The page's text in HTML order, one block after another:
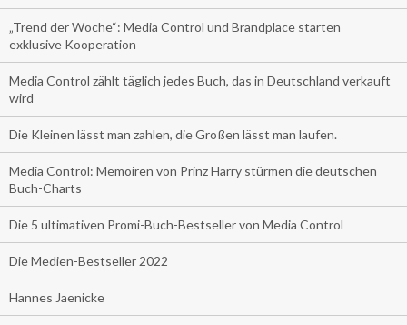
„Trend der Woche“: Media Control und Brandplace starten
exklusive Kooperation
Media Control zählt täglich jedes Buch, das in Deutschland verkauft
wird
Die Kleinen lässt man zahlen, die Großen lässt man laufen.
Media Control: Memoiren von Prinz Harry stürmen die deutschen
Buch-Charts
Die 5 ultimativen Promi-Buch-Bestseller von Media Control
Die Medien-Bestseller 2022
Hannes Jaenicke